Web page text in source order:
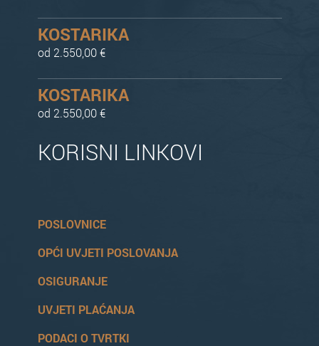
KOSTARIKA
od 2.550,00 €
KOSTARIKA
od 2.550,00 €
KORISNI LINKOVI
POSLOVNICE
OPĆI UVJETI POSLOVANJA
OSIGURANJE
UVJETI PLAĆANJA
PODACI O TVRTKI